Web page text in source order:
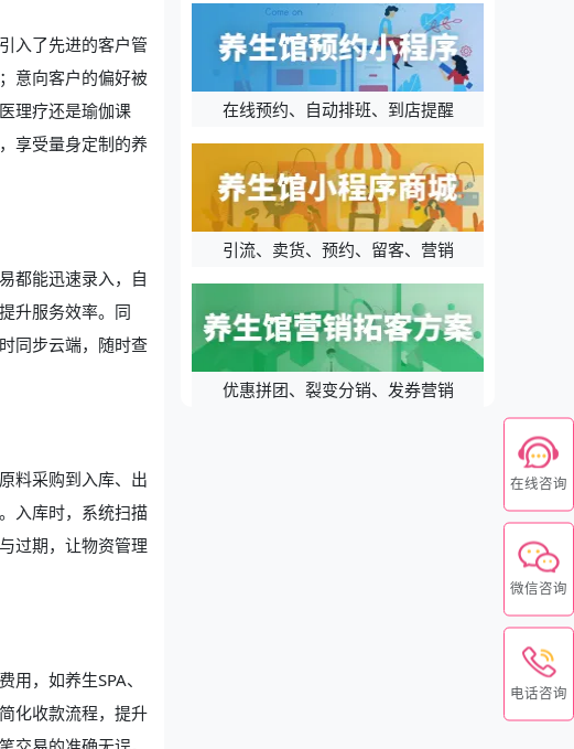
入了先进的客户管
意向客户的偏好被
理疗还是瑜伽课
享受量身定制的养
都能迅速录入，自
升服务效率。同
同步云端，随时查
料采购到入库、出
入库时，系统扫描
过期，让物资管理
，如养生SPA、
化收款流程，提升
在线预约、自动排班、到店提醒
引流、卖货、预约、留客、营销
优惠拼团、裂变分销、发券营销
在线咨询
微信咨询
电话咨询